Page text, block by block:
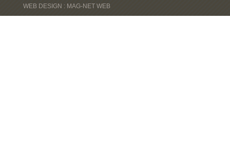
WEB DESIGN : MAG-NET WEB